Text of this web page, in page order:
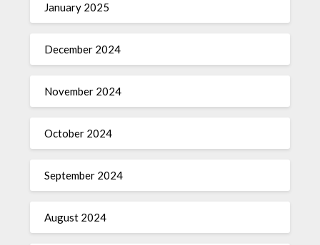
January 2025
December 2024
November 2024
October 2024
September 2024
August 2024